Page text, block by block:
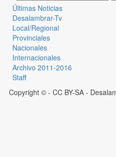
Últimas Noticias
Desalambrar-Tv
Local/Regional
Provinciales
Nacionales
Internacionales
Archivo 2011-2016
Staff
Copyright © - CC BY-SA -